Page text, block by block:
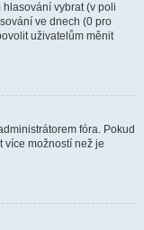
vybrat (v poli
ve dnech (0 pro
uživatelům měnit
fóra. Pokud
více možností než je